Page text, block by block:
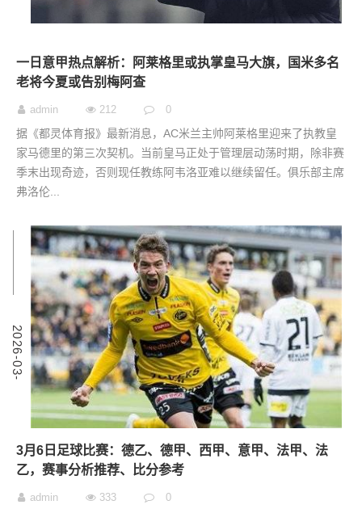
一日意甲热点解析：阿莱格里或执掌皇马大旗，国米多名
老将今夏或告别梅阿查
admin 212 0
据《都灵体育报》最新消息，AC米兰主帅阿莱格里迎来了执教皇
家马德里的第三次契机。当前皇马正处于管理层动荡时期，除非赛
季末出现奇迹，否则现任教练阿韦洛亚难以继续留任。俱乐部主席
弗洛伦...
2
0
2
6
-
0
3
-
0
3月6日足球比赛：德乙、德甲、西甲、意甲、法甲、法
乙，赛事分析推荐、比分参考
admin 333 0